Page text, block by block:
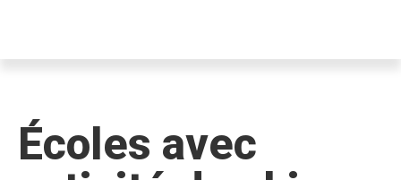
Écoles avec